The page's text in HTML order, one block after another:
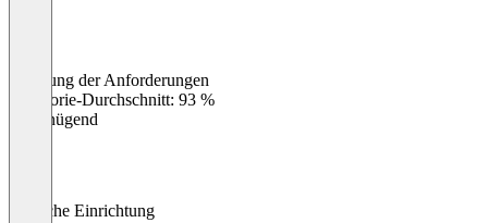
Erfüllung der Anforderungen
Kategorie-Durchschnitt: 93 %
Ungenügend
Einfache Einrichtung